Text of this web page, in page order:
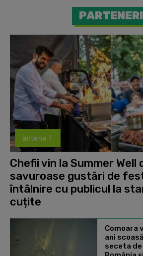
PARTENERI
antena 1
Chefii vin la Summer Well
savuroase gustări de
întâlnire cu publicul la
cuțite
Comoara
ani
seceta de